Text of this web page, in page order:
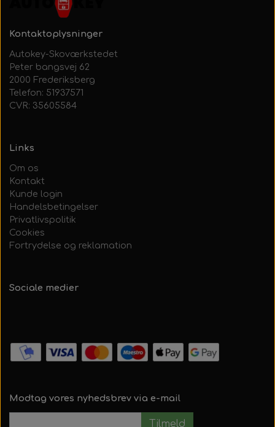
Kontaktoplysninger
Autokey-Skoværkstedet
Peter bangsvej 62
2000 Frederiksberg
Telefon: 51937571
CVR: 35605584
Links
Om os
Kontakt
Kunde login
Handelsbetingelser
Privatlivspolitik
Cookies
Fortrydelse og reklamation
Sociale medier
Modtag vores nyhedsbrev via e-mail
Tilmeld